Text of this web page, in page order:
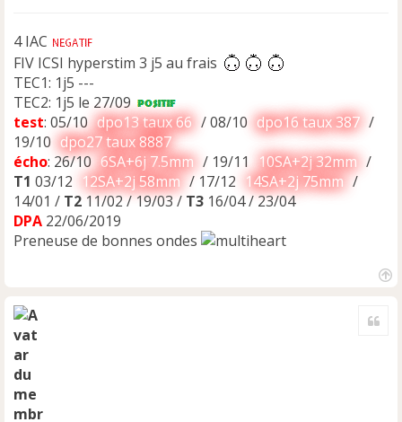
4 IAC
FIV ICSI hyperstim 3 j5 au frais
TEC1: 1j5 ---
TEC2: 1j5 le 27/09
test: 05/10 dpo13 taux 66 / 08/10 dpo16 taux 387 /
19/10 dpo27 taux 8887
écho: 26/10 6SA+6j 7.5mm / 19/11 10SA+2j 32mm /
T1 03/12 12SA+2j 58mm / 17/12 14SA+2j 75mm /
14/01 / T2 11/02 / 19/03 / T3 16/04 / 23/04
DPA 22/06/2019
Preneuse de bonnes ondes